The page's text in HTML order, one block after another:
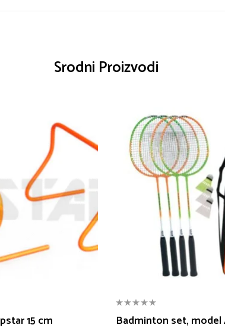
Srodni Proizvodi
15 cm
Badminton set,